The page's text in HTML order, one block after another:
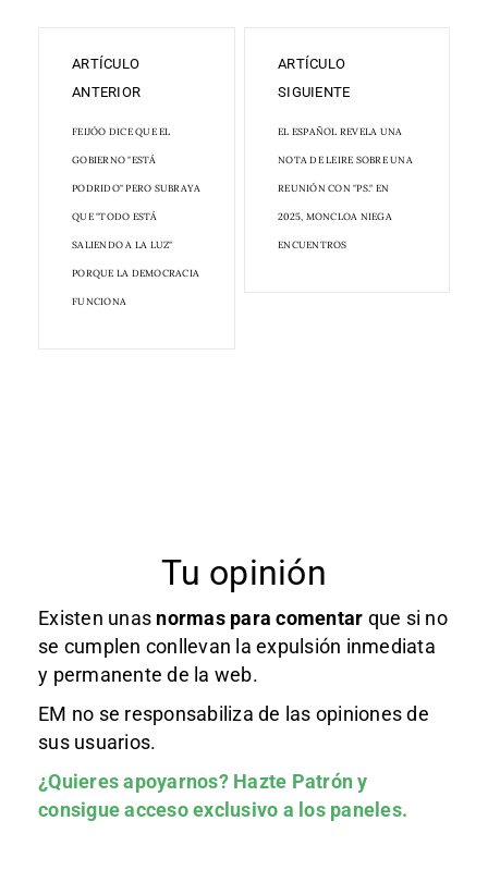
ARTÍCULO
ANTERIOR
FEIJÓO DICE QUE EL
GOBIERNO "ESTÁ
PODRIDO" PERO SUBRAYA
QUE "TODO ESTÁ
SALIENDO A LA LUZ"
PORQUE LA DEMOCRACIA
FUNCIONA
ARTÍCULO
SIGUIENTE
EL ESPAÑOL REVELA UNA
NOTA DE LEIRE SOBRE UNA
REUNIÓN CON "PS." EN
2025, MONCLOA NIEGA
ENCUENTROS
Tu opinión
Existen unas normas para comentar que si no
se cumplen conllevan la expulsión inmediata
y permanente de la web.
EM no se responsabiliza de las opiniones de
sus usuarios.
¿Quieres apoyarnos? Hazte Patróny
consigue acceso exclusivo a los paneles.